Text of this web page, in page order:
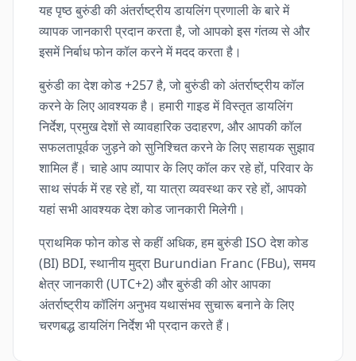
यह पृष्ठ बुरुंडी की अंतर्राष्ट्रीय डायलिंग प्रणाली के बारे में
व्यापक जानकारी प्रदान करता है, जो आपको इस गंतव्य से और
इसमें निर्बाध फोन कॉल करने में मदद करता है।
बुरुंडी का देश कोड +257 है, जो बुरुंडी को अंतर्राष्ट्रीय कॉल
करने के लिए आवश्यक है। हमारी गाइड में विस्तृत डायलिंग
निर्देश, प्रमुख देशों से व्यावहारिक उदाहरण, और आपकी कॉल
सफलतापूर्वक जुड़ने को सुनिश्चित करने के लिए सहायक सुझाव
शामिल हैं। चाहे आप व्यापार के लिए कॉल कर रहे हों, परिवार के
साथ संपर्क में रह रहे हों, या यात्रा व्यवस्था कर रहे हों, आपको
यहां सभी आवश्यक देश कोड जानकारी मिलेगी।
प्राथमिक फोन कोड से कहीं अधिक, हम बुरुंडी ISO देश कोड
(BI) BDI, स्थानीय मुद्रा Burundian Franc (FBu), समय
क्षेत्र जानकारी (UTC+2) और बुरुंडी की ओर आपका
अंतर्राष्ट्रीय कॉलिंग अनुभव यथासंभव सुचारू बनाने के लिए
चरणबद्ध डायलिंग निर्देश भी प्रदान करते हैं।